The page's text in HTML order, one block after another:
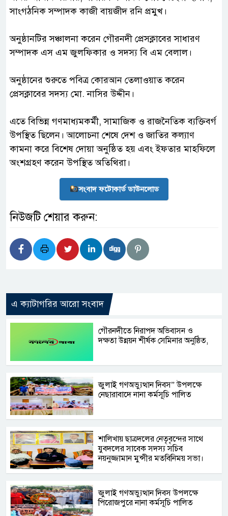
সাংগঠনিক সম্পাদক কাজী বায়জীদ রনি প্রমুখ।
‎অনুষ্ঠানটির সঞ্চালনা করেন গৌরনদী প্রেসক্লাবের সাধারণ
সম্পাদক এস এম জুলফিকার ও সদস্য বি এম বেলাল।
‎অনুষ্ঠানের শুরুতে পবিত্র কোরআন তেলাওয়াত করেন
প্রেসক্লাবের সদস্য মো. নাসির উদ্দীন।
‎এতে বিভিন্ন গণমাধ্যমকর্মী, সামাজিক ও রাজনৈতিক ব্যক্তিবর্গ
উপস্থিত ছিলেন। আলোচনা শেষে দেশ ও জাতির কল্যাণ
কামনা করে বিশেষ দোয়া অনুষ্ঠিত হয় এবং ইফতার মাহফিলে
অংশগ্রহণ করেন উপস্থিত অতিথিরা।
সংবাদ ফটোকার্ড ডাউনলোড
নিউজটি শেয়ার করুন:
এ ক্যাটাগরির আরো সংবাদ
গৌরনদীতে নিরাপদ অভিবাসন ও
দক্ষতা উন্নয়ন শীর্ষক সেমিনার অনুষ্ঠিত,
জুলাই গণঅভ্যুত্থান দিবস” উপলক্ষে
নেছারাবাদে নানা কর্মসূচি পালিত
শালিখায় ছাত্রদলের নেতৃবৃন্দের সাথে
যুবদলের সাবেক সদস্য সচিব
নয়নুজ্জামান মুন্সীর মতবিনিময় সভা।
জুলাই গণঅভ্যুত্থান দিবস উপলক্ষে
পিরোজপুরে নানা কর্মসূচি পালিত